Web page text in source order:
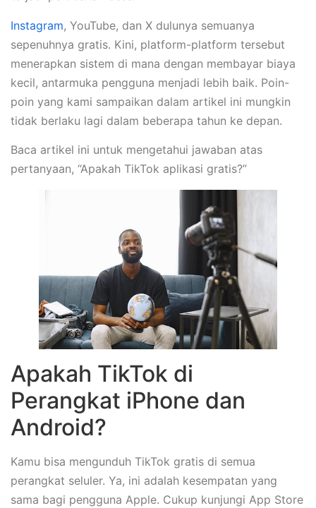
Instagram, YouTube, dan X dulunya semuanya
sepenuhnya gratis. Kini, platform-platform tersebut
menerapkan sistem di mana dengan membayar biaya
kecil, antarmuka pengguna menjadi lebih baik. Poin-
poin yang kami sampaikan dalam artikel ini mungkin
tidak berlaku lagi dalam beberapa tahun ke depan.
Baca artikel ini untuk mengetahui jawaban atas
pertanyaan, “Apakah TikTok aplikasi gratis?”
Apakah TikTok di
Perangkat iPhone dan
Android?
Kamu bisa mengunduh TikTok gratis di semua
perangkat seluler. Ya, ini adalah kesempatan yang
sama bagi pengguna Apple. Cukup kunjungi App Store